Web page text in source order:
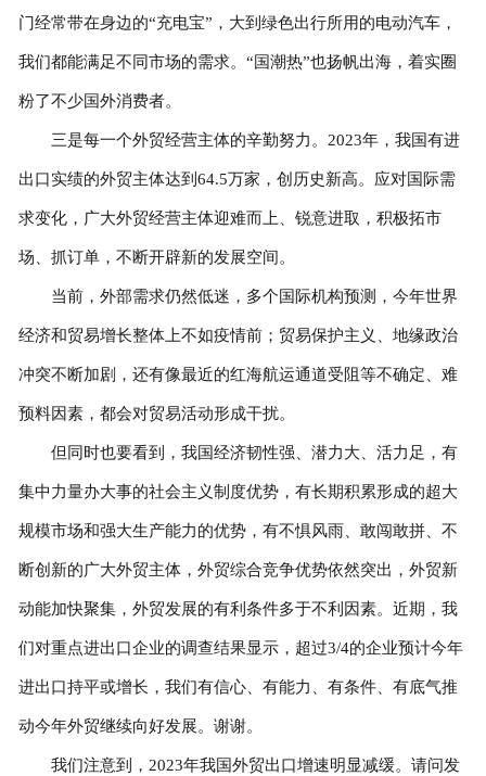
门经常带在身边的“充电宝”，大到绿色出行所用的电动汽车，
我们都能满足不同市场的需求。“国潮热”也扬帆出海，着实圈
粉了不少国外消费者。
三是每一个外贸经营主体的辛勤努力。2023年，我国有进
出口实绩的外贸主体达到64.5万家，创历史新高。应对国际需
求变化，广大外贸经营主体迎难而上、锐意进取，积极拓市
场、抓订单，不断开辟新的发展空间。
当前，外部需求仍然低迷，多个国际机构预测，今年世界
经济和贸易增长整体上不如疫情前；贸易保护主义、地缘政治
冲突不断加剧，还有像最近的红海航运通道受阻等不确定、难
预料因素，都会对贸易活动形成干扰。
但同时也要看到，我国经济韧性强、潜力大、活力足，有
集中力量办大事的社会主义制度优势，有长期积累形成的超大
规模市场和强大生产能力的优势，有不惧风雨、敢闯敢拼、不
断创新的广大外贸主体，外贸综合竞争优势依然突出，外贸新
动能加快聚集，外贸发展的有利条件多于不利因素。近期，我
们对重点进出口企业的调查结果显示，超过3/4的企业预计今年
进出口持平或增长，我们有信心、有能力、有条件、有底气推
动今年外贸继续向好发展。谢谢。
我们注意到，2023年我国外贸出口增速明显减缓。请问发